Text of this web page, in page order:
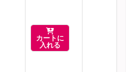

カートに
入れる